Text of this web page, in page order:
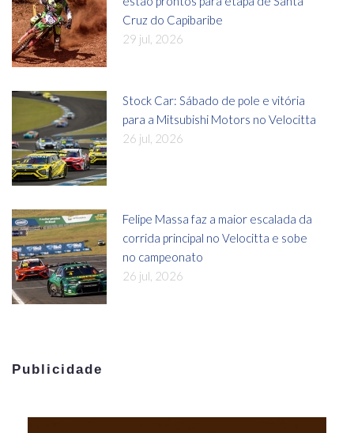
Cruz do Capibaribe
29 jul, 2026
Stock Car: Sábado de pole e vitória
para a Mitsubishi Motors no Velocitta
26 jul, 2026
Felipe Massa faz a maior escalada da
corrida principal no Velocitta e sobe
no campeonato
26 jul, 2026
Publicidade